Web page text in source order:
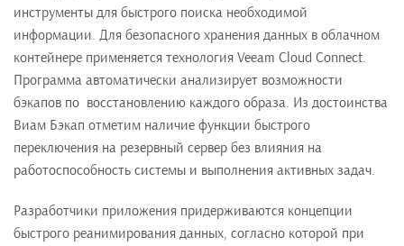
инструменты для быстрого поиска необходимой
информации. Для безопасного хранения данных в облачном
контейнере применяется технология Veeam Cloud Connect.
Программа автоматически анализирует возможности
бэкапов по восстановлению каждого образа. Из достоинства
Виам Бэкап отметим наличие функции быстрого
переключения на резервный сервер без влияния на
работоспособность системы и выполнения активных задач.
Разработчики приложения придерживаются концепции
быстрого реанимирования данных, согласно которой при